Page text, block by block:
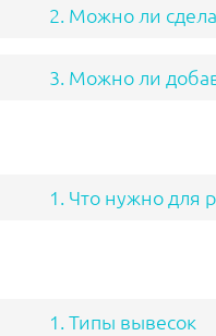
2. Можно ли
3. Можно ли
1. Что нужно для
1. Типы вывесок